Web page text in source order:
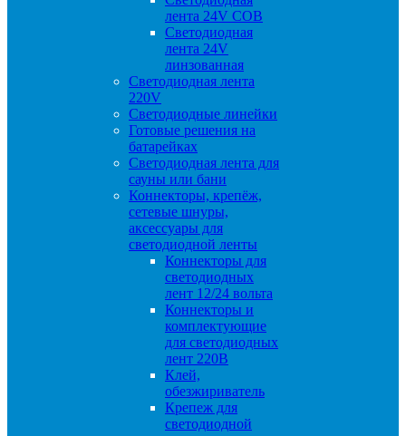
лента 24V COB
Светодиодная
лента 24V
линзованная
Светодиодная лента
220V
Светодиодные линейки
Готовые решения на
батарейках
Светодиодная лента для
сауны или бани
Коннекторы, крепёж,
сетевые шнуры,
аксессуары для
светодиодной ленты
Коннекторы для
светодиодных
лент 12/24 вольта
Коннекторы и
комплектующие
для светодиодных
лент 220В
Клей,
обезжириватель
Крепеж для
светодиодной